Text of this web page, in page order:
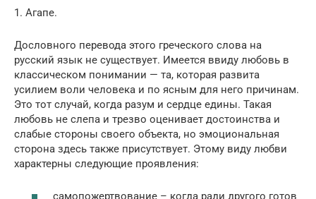
1. Агапе.
Дословного перевода этого греческого слова на
русский язык не существует. Имеется ввиду любовь в
классическом понимании — та, которая развита
усилием воли человека и по ясным для него причинам.
Это тот случай, когда разум и сердце едины. Такая
любовь не слепа и трезво оценивает достоинства и
слабые стороны своего объекта, но эмоциональная
сторона здесь также присутствует. Этому виду любви
характерны следующие проявления:
самопожертвование – когда ради другого готов